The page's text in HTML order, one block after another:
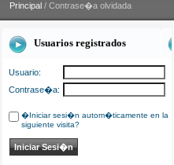
Principal / Contrase�a olvidada
Usuarios registrados
Usuario:
Contrase�a:
�Iniciar sesi�n autom�ticamente en la
siguiente visita?